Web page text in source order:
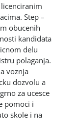
Step –
obucenih
kandidata
delu
polaganja.
voznja
dozvolu a
za ucesce
pomoci i
skole i na